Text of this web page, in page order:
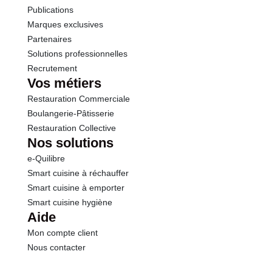
Publications
Marques exclusives
Partenaires
Solutions professionnelles
Recrutement
Vos métiers
Restauration Commerciale
Boulangerie-Pâtisserie
Restauration Collective
Nos solutions
e-Quilibre
Smart cuisine à réchauffer
Smart cuisine à emporter
Smart cuisine hygiène
Aide
Mon compte client
Nous contacter